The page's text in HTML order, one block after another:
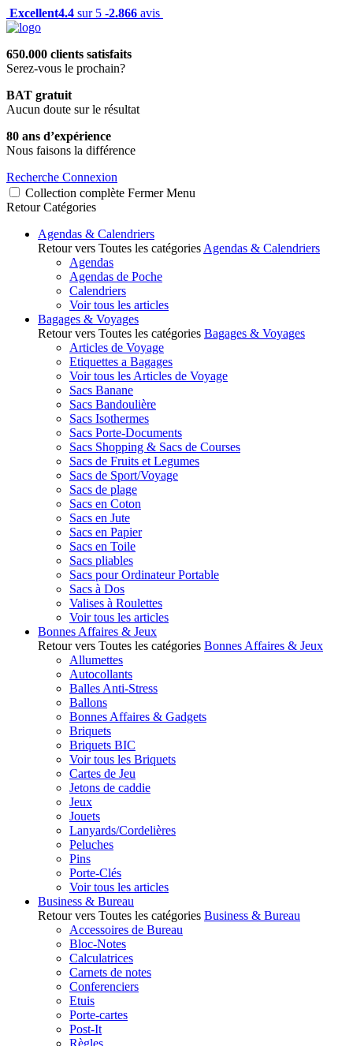
Excellent4.4 sur 5 -2.866 avis
650.000 clients satisfaits
Serez-vous le prochain?
BAT gratuit
Aucun doute sur le résultat
80 ans d’expérience
Nous faisons la différence
Recherche Connexion
Collection complète Fermer Menu
Retour Catégories
Agendas & Calendriers
Retour vers Toutes les catégories Agendas & Calendriers
Agendas
Agendas de Poche
Calendriers
Voir tous les articles
Bagages & Voyages
Retour vers Toutes les catégories Bagages & Voyages
Articles de Voyage
Etiquettes a Bagages
Voir tous les Articles de Voyage
Sacs Banane
Sacs Bandoulière
Sacs Isothermes
Sacs Porte-Documents
Sacs Shopping & Sacs de Courses
Sacs de Fruits et Legumes
Sacs de Sport/Voyage
Sacs de plage
Sacs en Coton
Sacs en Jute
Sacs en Papier
Sacs en Toile
Sacs pliables
Sacs pour Ordinateur Portable
Sacs à Dos
Valises à Roulettes
Voir tous les articles
Bonnes Affaires & Jeux
Retour vers Toutes les catégories Bonnes Affaires & Jeux
Allumettes
Autocollants
Balles Anti-Stress
Ballons
Bonnes Affaires & Gadgets
Briquets
Briquets BIC
Voir tous les Briquets
Cartes de Jeu
Jetons de caddie
Jeux
Jouets
Lanyards/Cordelières
Peluches
Pins
Porte-Clés
Voir tous les articles
Business & Bureau
Retour vers Toutes les catégories Business & Bureau
Accessoires de Bureau
Bloc-Notes
Calculatrices
Carnets de notes
Conferenciers
Etuis
Porte-cartes
Post-It
Règles